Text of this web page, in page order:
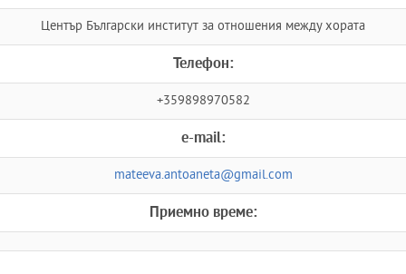
Център Български институт за отношения между хората
Телефон:
+359898970582
e-mail:
mateeva.antoaneta@gmail.com
Приемно време: